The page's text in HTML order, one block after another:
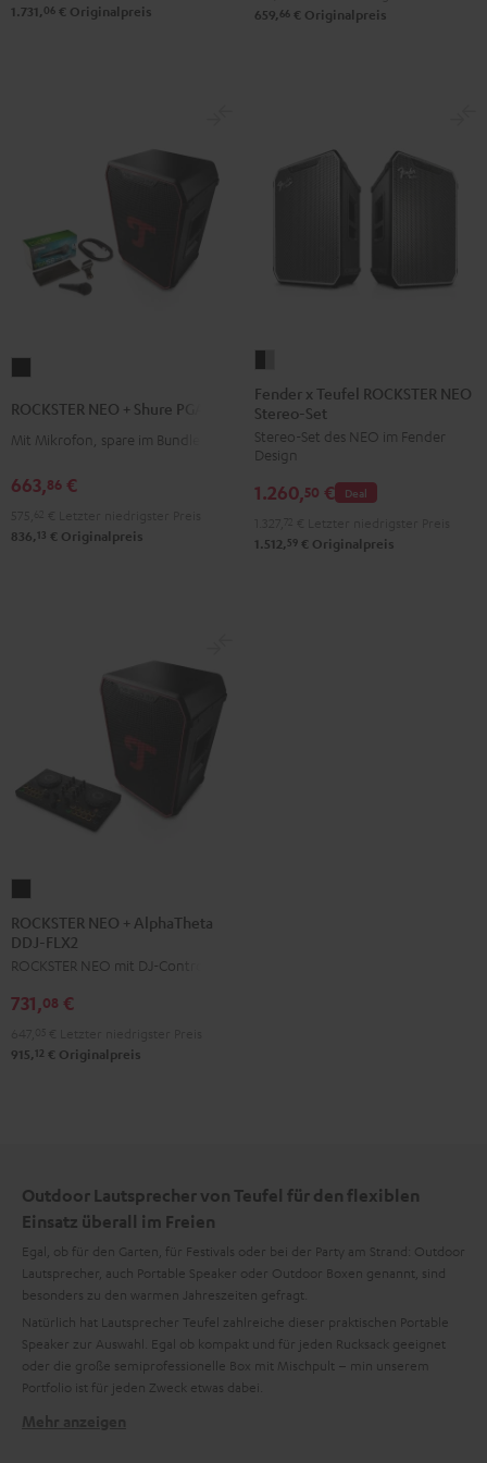
1.731, 06 € Originalpreis 659, 66 € Originalpreis
+
Shure
Schwarz
ROCKSTER NEO + Shure PGA58
Mit Mikrofon, spare im Bundle
663,86 €
836, 13 € Originalpreis
Teufel
ROCKSTER
NEO
Stereo-
Black
Fender x Teufel ROCKSTER NEO
Stereo-Set
Stereo-Set des NEO im Fender
Design
Deal
1.260,50 €
1.512, 59 € Originalpreis
NEO
+
AlphaTheta
DDJ-
Schwarz
ROCKSTER NEO + AlphaTheta
DDJ-FLX2
ROCKSTER NEO mit DJ-Controller
731,08 €
915, 12 € Originalpreis
Outdoor Lautsprecher von Teufel für den flexiblen
Einsatz überall im Freien
Egal, ob für den Garten, für Festivals oder bei der Party am Strand: Outdoor
Lautsprecher, auch Portable Speaker oder Outdoor Boxen genannt, sind
besonders zu den warmen Jahreszeiten gefragt.
Natürlich hat Lautsprecher Teufel zahlreiche dieser praktischen Portable
Speaker zur Auswahl. Egal ob kompakt und für jeden Rucksack geeignet
oder die große semiprofessionelle Box mit Mischpult – min unserem
Portfolio ist für jeden Zweck etwas dabei.